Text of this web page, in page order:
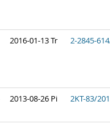
2016-01-13 Tr 2-2845-
2013-08-26 Pi 2KT-83/